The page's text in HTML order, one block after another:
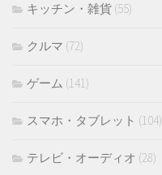
キッチン・雑貨 (55)
クルマ (72)
ゲーム (141)
スマホ・タブレット (104)
テレビ・オーディオ (28)